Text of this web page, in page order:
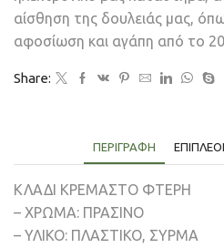
αίσθηση της δουλειάς μας,
αφοσίωση και αγάπη από το
Share:
ΠΕΡΙΓΡΑΦΉ
ΚΛΑΔΙ ΚΡΕΜΑΣΤΟ ΦΤΕΡΗ
– ΧΡΩΜΑ: ΠΡΑΣΙΝΟ
– ΥΛΙΚΟ: ΠΛΑΣΤΙΚΟ, ΣΥΡΜΑ